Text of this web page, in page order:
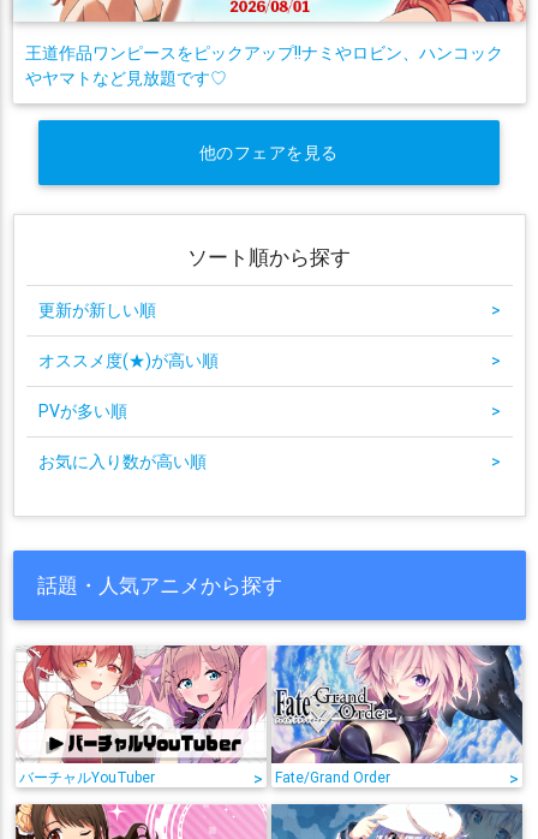
王道作品ワンピースをピックアップ!!ナミやロビン、ハンコック
やヤマトなど見放題です♡
他のフェアを見る
ソート順から探す
更新が新しい順 >
オススメ度(★)が高い順 >
PVが多い順 >
お気に入り数が高い順 >
話題・人気アニメから探す
バーチャルYouTuber > Fate/Grand Order >